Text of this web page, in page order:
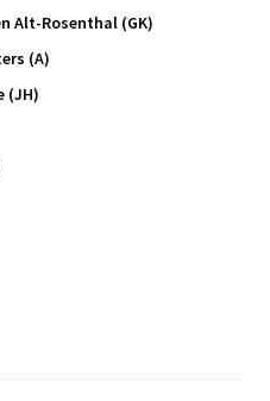
Alt-Rosenthal (GK)
(A)
(JH)